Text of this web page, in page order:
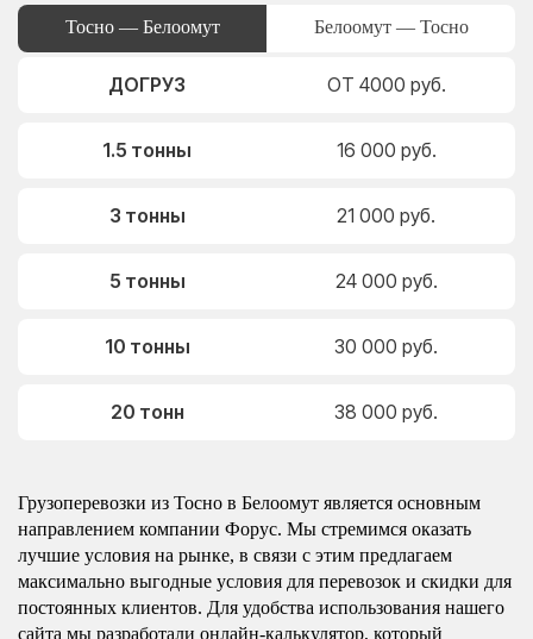
Тосно — Белоомут Белоомут — Тосно
ДОГРУЗ ОТ 4000 руб.
1.5 тонны 16 000 руб.
3 тонны 21 000 руб.
5 тонны 24 000 руб.
10 тонны 30 000 руб.
20 тонн 38 000 руб.
Грузоперевозки из Тосно в Белоомут является основным
направлением компании Форус. Мы стремимся оказать
лучшие условия на рынке, в связи с этим предлагаем
максимально выгодные условия для перевозок и скидки для
постоянных клиентов. Для удобства использования нашего
сайта мы разработали онлайн-калькулятор, который